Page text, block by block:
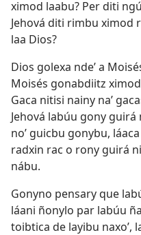
ximod laabu? Per diti
Jehová diti rimbu ximod
laa Dios?
Dios golexa ndeʼ a
Moisés gonabdiitz ximod
Gaca nitisi nainy naʼ
Jehová labúu gony
noʼ guicbu gonybu,
radxin rac o rony guirá
nábu.
Gonyno pensary que
láani ñonylo par labúu
toibtica de layibu